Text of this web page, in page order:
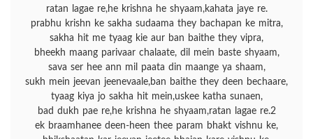
ratan lagae re,he krishna he shyaam,kahata jaye re.
prabhu krishn ke sakha sudaama they bachapan ke mitra,
sakha hit me tyaag kie aur ban baithe they vipra,
bheekh maang parivaar chalaate, dil mein baste shyaam,
sava ser hee ann mil paata din maange ya shaam,
sukh mein jeevan jeenevaale,ban baithe they deen bechaare,
tyaag kiya jo sakha hit mein,uskee katha sunaen,
bad dukh pae re,he krishna he shyaam,ratan lagae re.2
ek braamhanee deen-heen thee param bhakt vishnu ke,